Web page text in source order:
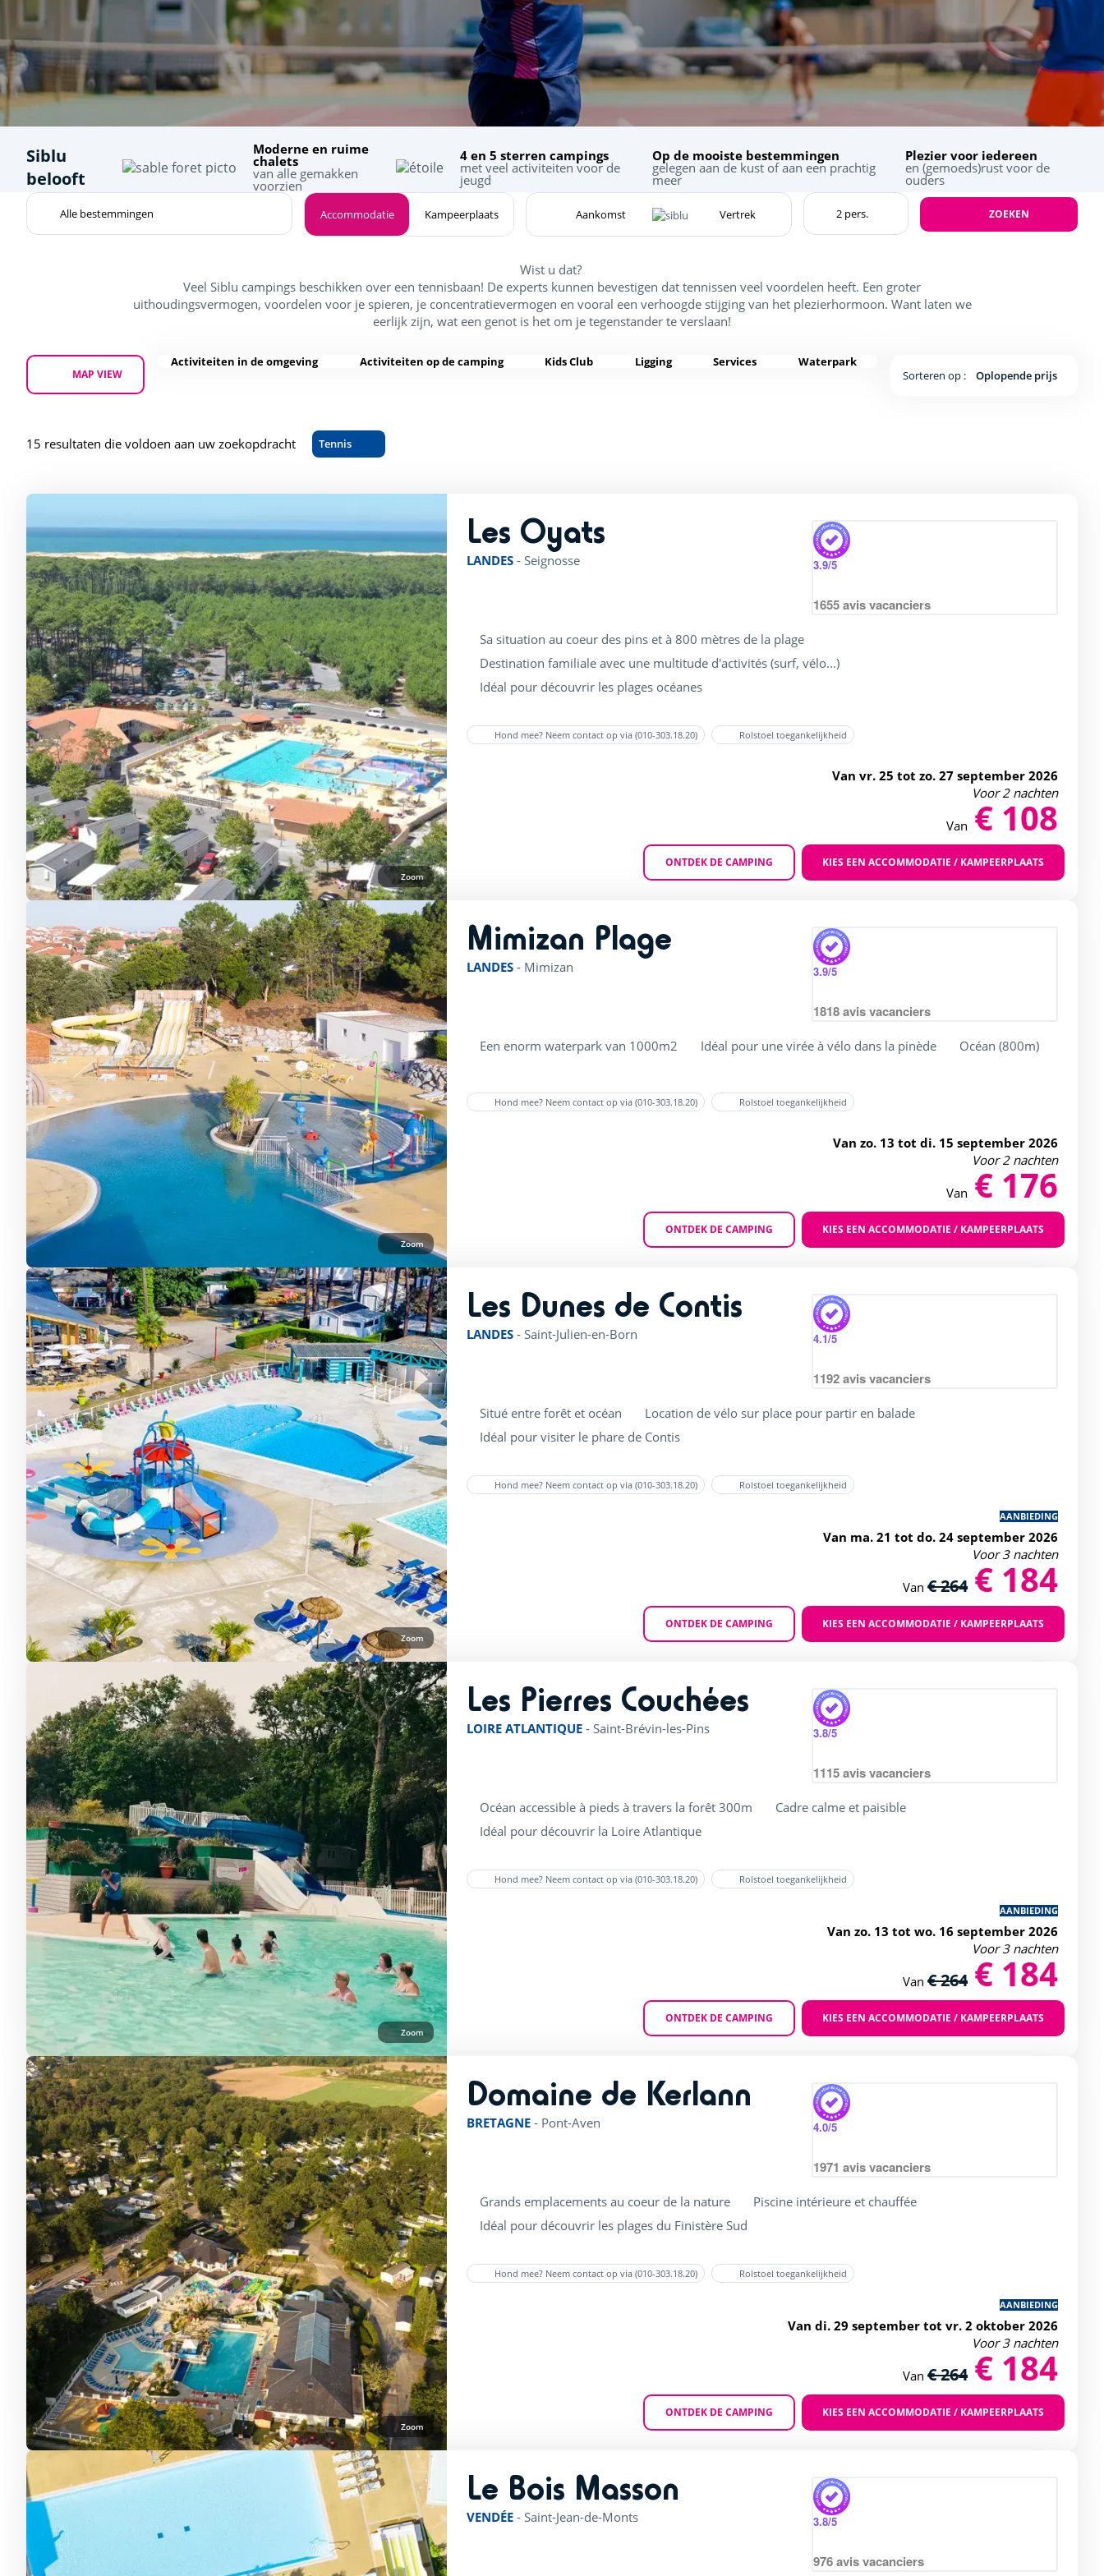
Siblu
belooft
Moderne en ruime
chalets
van alle gemakken
voorzien
4 en 5 sterren campings
met veel activiteiten voor de
jeugd
Op de mooiste bestemmingen
gelegen aan de kust of aan een prachtig
meer
Plezier voor iedereen
en (gemoeds)rust voor de
ouders
Accommodatie Kampeerplaats ZOEKEN
Wist u dat?
Veel Siblu campings beschikken over een tennisbaan! De experts kunnen bevestigen dat tennissen veel voordelen heeft. Een groter
uithoudingsvermogen, voordelen voor je spieren, je concentratievermogen en vooral een verhoogde stijging van het plezierhormoon. Want laten we
eerlijk zijn, wat een genot is het om je tegenstander te verslaan!
MAP VIEW
Activiteiten in de omgeving Activiteiten op de camping Kids Club Ligging Services
Waterpark
Sorteren op :
Oplopende prijs
15 resultaten die voldoen aan uw zoekopdracht Tennis
Zoom
Les Oyats
LANDES - Seignosse 3.9/5
1655avis vacanciers
Sa situation au coeur des pins et à 800 mètres de la plage
Destination familiale avec une multitude d'activités (surf, vélo...)
Idéal pour découvrir les plages océanes
Hond mee? Neem contact op via (010-303.18.20) Rolstoel toegankelijkheid
Van vr. 25 tot zo. 27 september 2026
Voor 2 nachten
Van € 108
ONTDEK DE CAMPING KIES EEN ACCOMMODATIE / KAMPEERPLAATS
Zoom
Mimizan Plage
LANDES - Mimizan 3.9/5
1818avis vacanciers
Een enorm waterpark van 1000m2 Idéal pour une virée à vélo dans la pinède Océan (800m)
Hond mee? Neem contact op via (010-303.18.20) Rolstoel toegankelijkheid
Van zo. 13 tot di. 15 september 2026
Voor 2 nachten
Van € 176
ONTDEK DE CAMPING KIES EEN ACCOMMODATIE / KAMPEERPLAATS
Zoom
Les Dunes de Contis rating of 4 / 5
LANDES - Saint-Julien-en-Born 4.1/5
1192avis vacanciers
Situé entre forêt et océan
Location de vélo sur place pour partir en balade
Idéal pour visiter le phare de Contis
Hond mee? Neem contact op via (010-303.18.20) Rolstoel toegankelijkheid
AANBIEDING
Van ma. 21 tot do. 24 september 2026
Voor 3 nachten
Van € 264 € 184
ONTDEK DE CAMPING KIES EEN ACCOMMODATIE / KAMPEERPLAATS
Zoom
Les Pierres Couchées rating of 4 / 5
LOIRE ATLANTIQUE - Saint-Brévin-les-Pins 3.8/5
1115avis vacanciers
Océan accessible à pieds à travers la forêt 300m
Cadre calme et paisible
Idéal pour découvrir la Loire Atlantique
Hond mee? Neem contact op via (010-303.18.20) Rolstoel toegankelijkheid
AANBIEDING
Van zo. 13 tot wo. 16 september 2026
Voor 3 nachten
Van € 264 € 184
ONTDEK DE CAMPING KIES EEN ACCOMMODATIE / KAMPEERPLAATS
Zoom
Domaine de Kerlann rating of 4 / 5
BRETAGNE - Pont-Aven 4.0/5
1971 avis vacanciers
Grands emplacements au coeur de la nature
Piscine intérieure et chauffée
Idéal pour découvrir les plages du Finistère Sud
Hond mee? Neem contact op via (010-303.18.20) Rolstoel toegankelijkheid
AANBIEDING
Van di. 29 september tot vr. 2 oktober 2026
Voor 3 nachten
Van € 264 € 184
ONTDEK DE CAMPING KIES EEN ACCOMMODATIE / KAMPEERPLAATS
Le Bois Masson
VENDÉE - Saint-Jean-de-Monts 3.8/5
976avis vacanciers